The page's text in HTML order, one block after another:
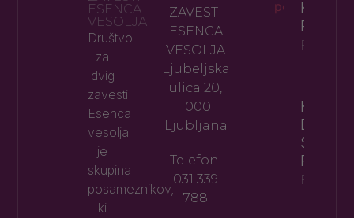
ESENCA
VESOLJA
Društvo
za
dvig
zavesti
Esenca
vesolja
je
skupina
posameznikov,
ki
ZAVESTI
ESENCA
VESOLJA
Ljubeljska
ulica 20,
1000
Ljubljana
Telefon:
031 339
788
KOT
Preberi
KAJ JE
DANES
SPLOH
Preberi